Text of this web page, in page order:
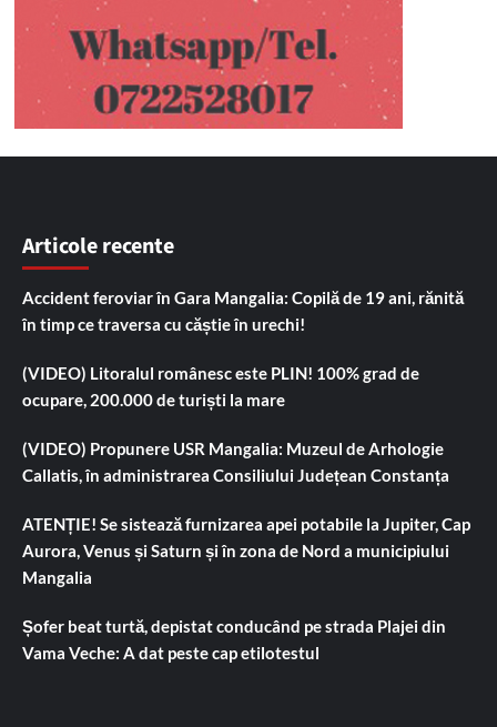
Articole recente
Accident feroviar în Gara Mangalia: Copilă de 19 ani, rănită
în timp ce traversa cu căștie în urechi!
(VIDEO) Litoralul românesc este PLIN! 100% grad de
ocupare, 200.000 de turiști la mare
(VIDEO) Propunere USR Mangalia: Muzeul de Arhologie
Callatis, în administrarea Consiliului Județean Constanța
ATENȚIE! Se sistează furnizarea apei potabile la Jupiter, Cap
Aurora, Venus și Saturn și în zona de Nord a municipiului
Mangalia
Șofer beat turtă, depistat conducând pe strada Plajei din
Vama Veche: A dat peste cap etilotestul